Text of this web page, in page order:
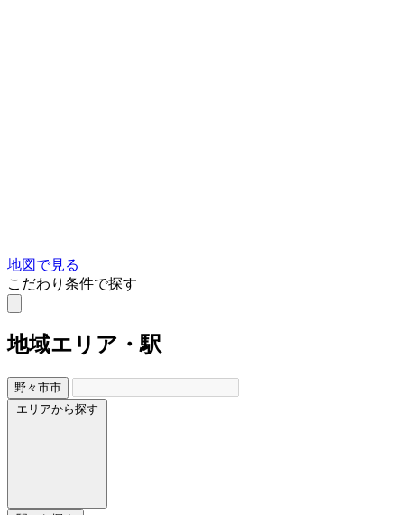
地図で見る
こだわり条件で探す
地域エリア・駅
野々市市
エリアから探す